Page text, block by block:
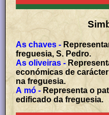
As chaves -
freguesia, S. Pedro.
As oliveiras -
económicas de
na freguesia.
A mó - Representa o
edificado da freguesia.